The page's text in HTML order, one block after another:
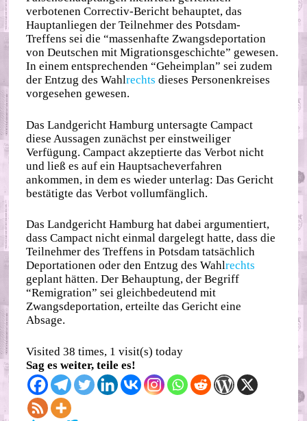
verbotenen Correctiv-Bericht behauptet, das
Hauptanliegen der Teilnehmer des Potsdam-
Treffens sei die “massenhafte Zwangsdeportation
von Deutschen mit Migrationsgeschichte” gewesen.
In einem entsprechenden “Geheimplan” sei zudem
der Entzug des Wahlrechts dieses Personenkreises
vorgesehen gewesen.
Das Landgericht Hamburg untersagte Campact
diese Aussagen zunächst per einstweiliger
Verfügung. Campact akzeptierte das Verbot nicht
und ließ es auf ein Hauptsacheverfahren
ankommen, in dem es wieder unterlag: Das Gericht
bestätigte das Verbot vollumfänglich.
Das Landgericht Hamburg hat dabei argumentiert,
dass Campact nicht einmal dargelegt hatte, dass die
Teilnehmer des Treffens in Potsdam tatsächlich
Deportationen oder den Entzug des Wahlrechts
geplant hätten. Der Behauptung, der Begriff
“Remigration” sei gleichbedeutend mit
Zwangsdeportation, erteilte das Gericht eine
Absage.
Visited 38 times, 1 visit(s) today
Sag es weiter, teile es!